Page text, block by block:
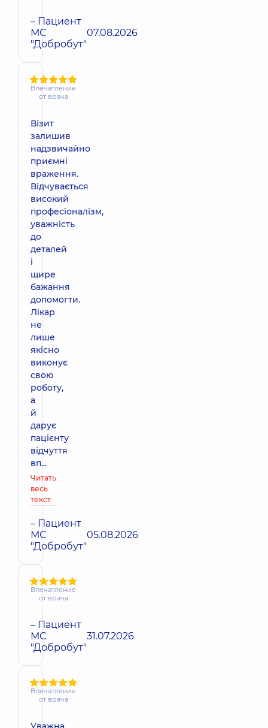
– Пациент
МС
"Добробут"
07.08.2026
Впечатление
от врача
Візит
залишив
надзвичайно
приємні
враження.
Відчувається
високий
професіоналізм,
уважність
до
деталей
і
щире
бажання
допомогти.
Лікар
не
лише
якісно
виконує
свою
роботу,
а
й
дарує
пацієнту
відчуття
вп...
Читать
весь
текст
– Пациент
МС
"Добробут"
05.08.2026
Впечатление
от врача
– Пациент
МС
"Добробут"
31.07.2026
Впечатление
от врача